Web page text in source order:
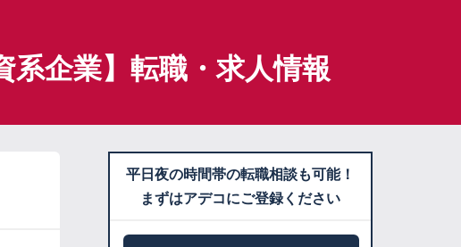
系企業】転職・求人情報
平日夜の時間帯の転職相談も可能！
まずはアデコにご登録ください